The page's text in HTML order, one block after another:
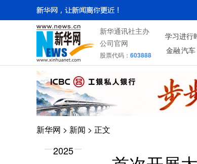
新华通讯社主办
公司官网
股票代码： 603888
学习进行
金融 汽车
新华网 > 新闻 > 正文
2025